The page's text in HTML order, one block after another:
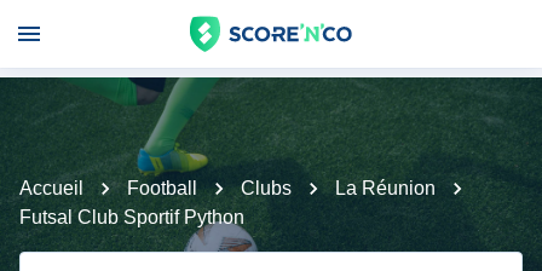
Accueil Football Clubs
La Réunion
Futsal Club Sportif Python